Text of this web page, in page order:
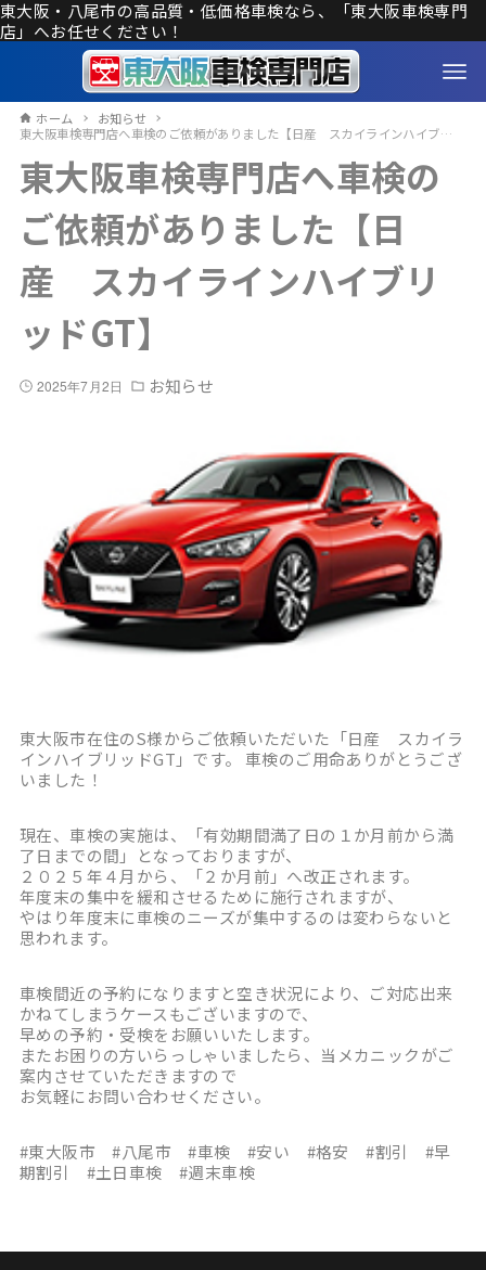
東大阪・八尾市の高品質・低価格車検なら、「東大阪車検専門
店」へお任せください！
ホーム
お知らせ
東大阪車検専門店へ車検のご依頼がありました【日産 スカイラインハイブリッドGT】
東大阪車検専門店へ車検の
ご依頼がありました【日
産 スカイラインハイブリ
ッドGT】
2025年7月2日 お知らせ
東大阪市在住のS様からご依頼いただいた「日産 スカイラ
インハイブリッドGT」です。 車検のご用命ありがとうござ
いました！
現在、車検の実施は、「有効期間満了日の１か月前から満
了日までの間」となっておりますが、
２０２５年４月から、「２か月前」へ改正されます。
年度末の集中を緩和させるために施行されますが、
やはり年度末に車検のニーズが集中するのは変わらないと
思われます。
車検間近の予約になりますと空き状況により、ご対応出来
かねてしまうケースもございますので、
早めの予約・受検をお願いいたします。
またお困りの方いらっしゃいましたら、当メカニックがご
案内させていただきますので
お気軽にお問い合わせください。
#東大阪市 #八尾市 #車検 #安い #格安 #割引 #早
期割引 #土日車検 #週末車検